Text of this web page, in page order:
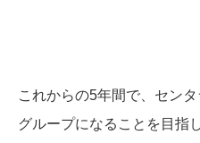
これからの5年間で、セン
グループになることを目指